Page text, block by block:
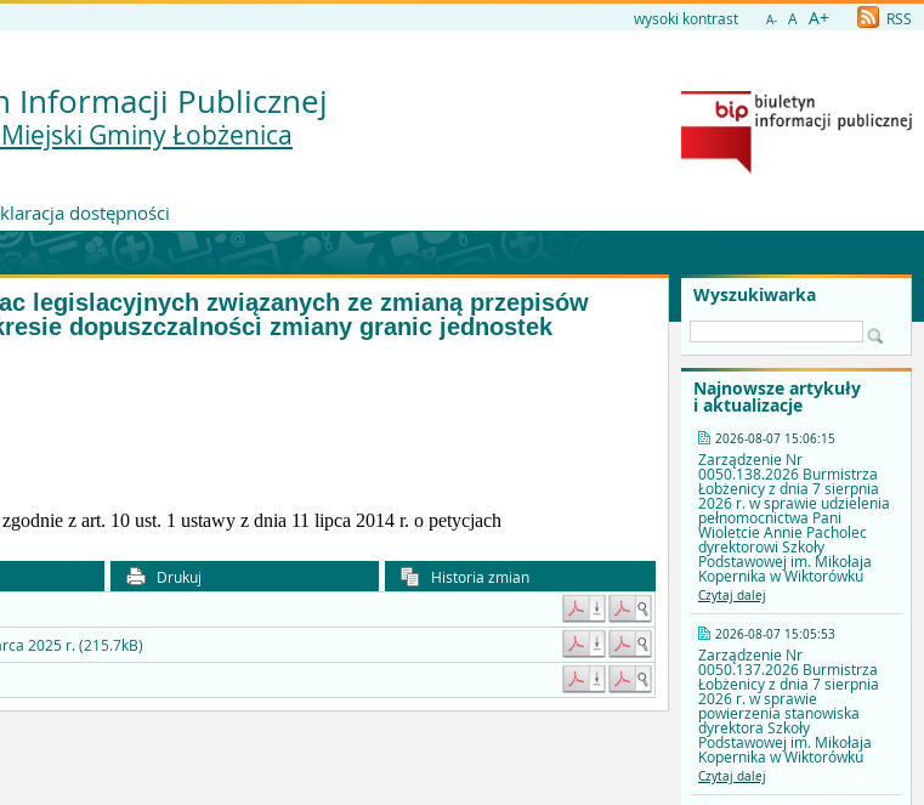
wysoki kontrast A- A A+ RSS
Informacji Publicznej
Gminy Łobżenica
dostępności
Wyszukiwarka
Najnowsze artykuły
i aktualizacje
2026-08-07 15:06:15
Zarządzenie Nr
0050.138.2026 Burmistrza
Łobżenicy z dnia 7 sierpnia
2026 r. w sprawie udzielenia
pełnomocnictwa Pani
Wioletcie Annie Pacholec
dyrektorowi Szkoły
Podstawowej im. Mikołaja
Kopernika w Wiktorówku
Czytaj dalej
2026-08-07 15:05:53
Zarządzenie Nr
0050.137.2026 Burmistrza
Łobżenicy z dnia 7 sierpnia
2026 r. w sprawie
powierzenia stanowiska
dyrektora Szkoły
Podstawowej im. Mikołaja
Kopernika w Wiktorówku
Czytaj dalej
legislacyjnych związanych ze zmianą przepisów
dopuszczalności zmiany granic jednostek
z art. 10 ust. 1 ustawy z dnia 11 lipca 2014 r. o petycjach
Drukuj
Historia zmian
2025 r. (215.7kB)